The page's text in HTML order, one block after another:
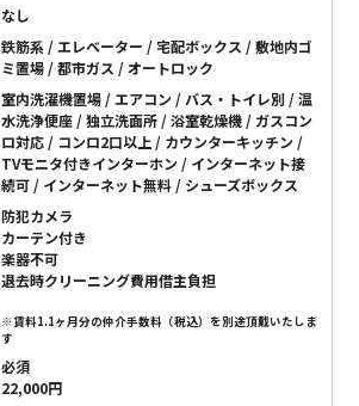
なし
鉄筋系 / エレベーター / 宅配ボックス / 敷地内ゴ
ミ置場 / 都市ガス / オートロック
室内洗濯機置場 / エアコン / バス・トイレ別 / 温
水洗浄便座 / 独立洗面所 / 浴室乾燥機 / ガスコン
ロ対応 / コンロ2口以上 / カウンターキッチン /
TVモニタ付きインターホン / インターネット接
続可 / インターネット無料 / シューズボックス
防犯カメラ
カーテン付き
楽器不可
退去時クリーニング費用借主負担
※賃料1.1ヶ月分の仲介手数料（税込）を別途頂戴いたしま
す
必須
22,000円